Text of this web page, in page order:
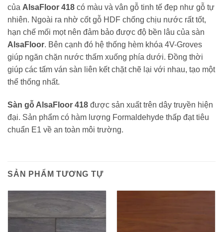
của AlsaFloor 418 có màu và vân gỗ tinh tế đẹp như gỗ tự
nhiên. Ngoài ra nhờ cốt gỗ HDF chống chịu nước rất tốt,
hạn chế mối mọt nên đảm bảo được độ bền lâu của sàn
AlsaFloor. Bên cạnh đó hệ thống hèm khóa 4V-Groves
giúp ngăn chặn nước thấm xuống phía dưới. Đồng thời
giúp các tấm ván sàn liên kết chặt chẽ lại với nhau, tạo một
thể thống nhất.
Sàn gỗ AlsaFloor 418 được sản xuất trên dây truyền hiện
đại. Sản phẩm có hàm lượng Formaldehyde thấp đạt tiêu
chuẩn E1 về an toàn môi trường.
SẢN PHẨM TƯƠNG TỰ